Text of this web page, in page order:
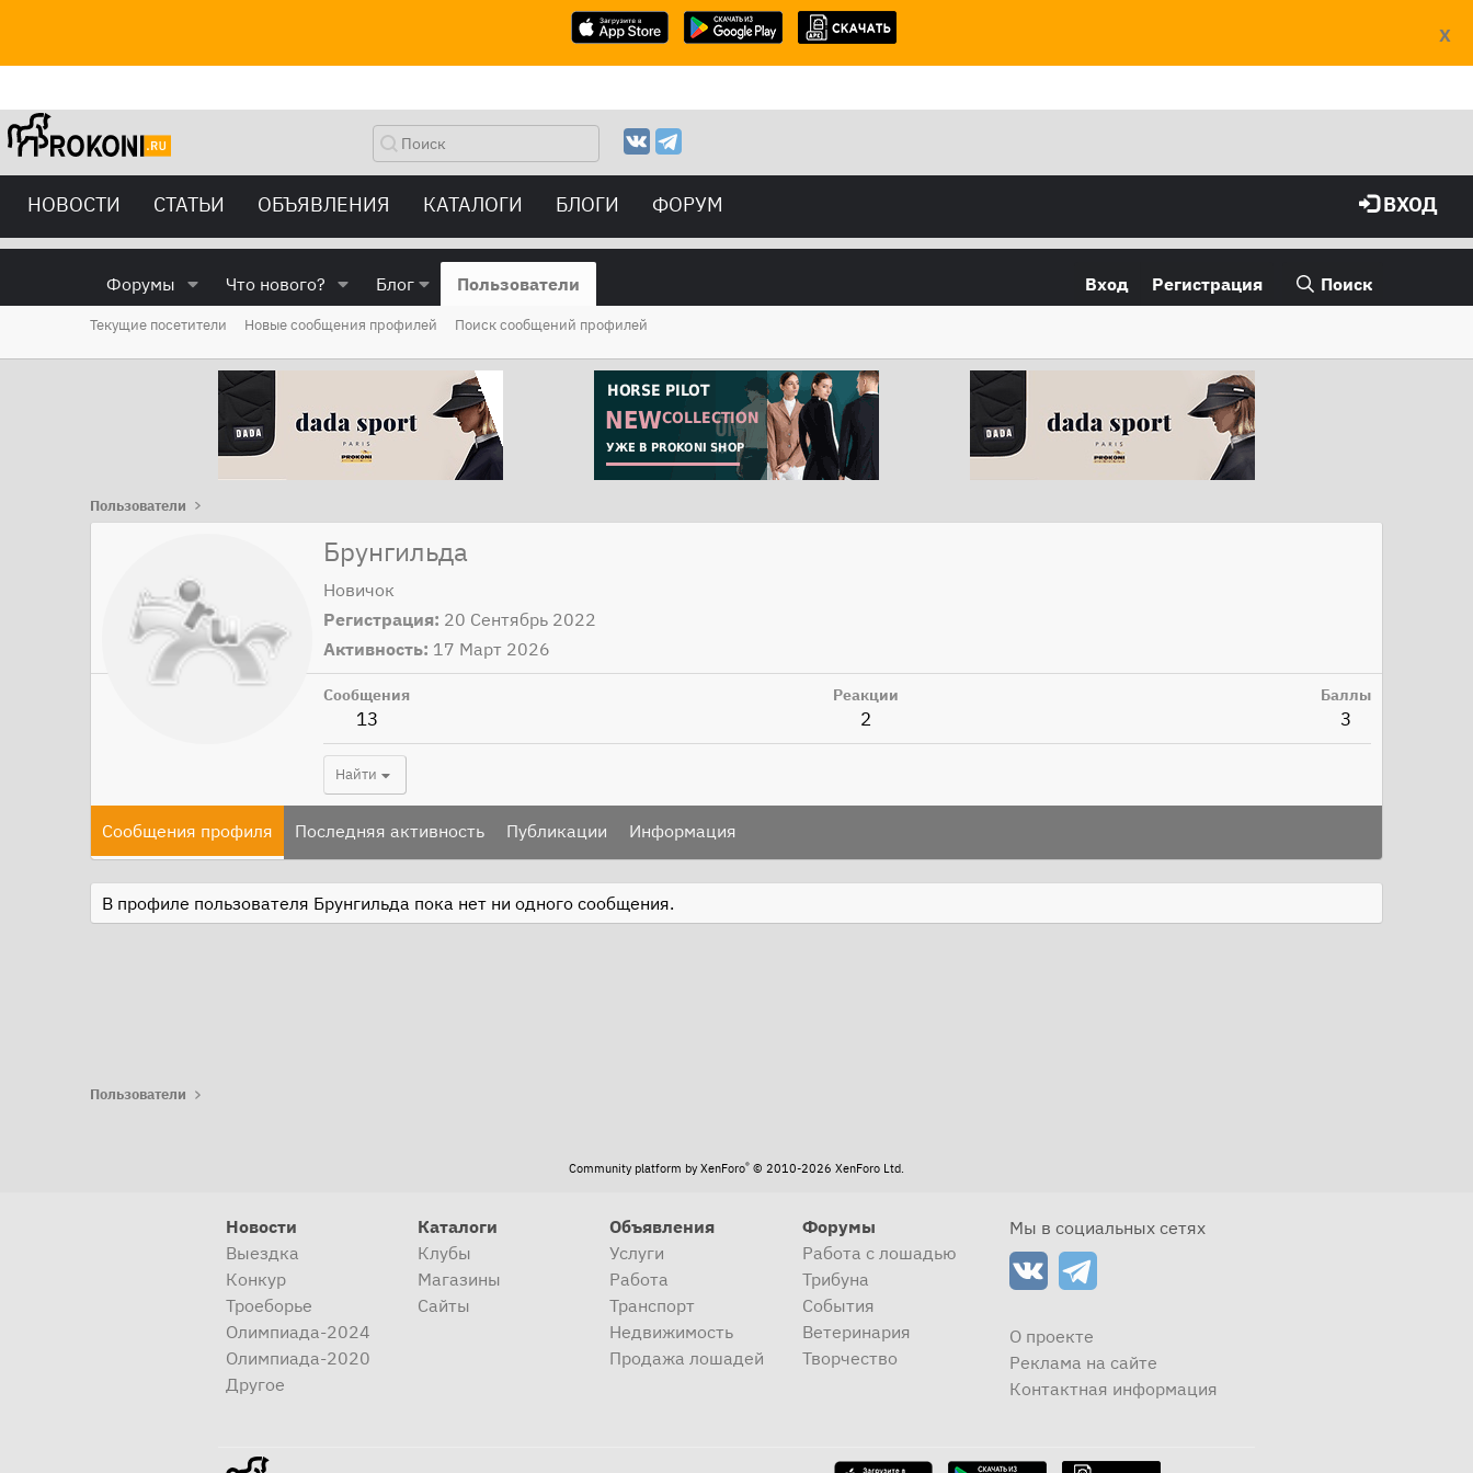
X
НОВОСТИ СТАТЬИ ОБЪЯВЛЕНИЯ КАТАЛОГИ БЛОГИ ФОРУМ ВХОД
Форумы Что нового? Блог Пользователи Вход Регистрация Поиск
Текущие посетители Новые сообщения профилей Поиск сообщений профилей
Пользователи
Брунгильда
Новичок
Регистрация 20 Сентябрь 2022
Активность 17 Март 2026
Сообщения
13
Реакции
2
Баллы
3
Найти
Сообщения профиля Последняя активность Публикации Информация
В профиле пользователя Брунгильда пока нет ни одного сообщения.
Пользователи
Community platform by XenForo® © 2010-2026 XenForo Ltd.
Новости
Выездка
Конкур
Троеборье
Олимпиада-2024
Олимпиада-2020
Другое
Каталоги
Клубы
Магазины
Сайты
Объявления
Услуги
Работа
Транспорт
Недвижимость
Продажа лошадей
Форумы
Работа с лошадью
Трибуна
События
Ветеринария
Творчество
Мы в социальных сетях
О проекте
Реклама на сайте
Контактная информация